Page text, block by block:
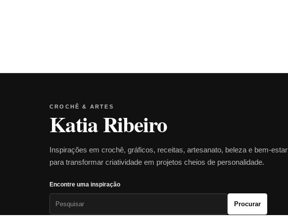
CROCHÊ & ARTES
Katia Ribeiro
Inspirações em crochê, gráficos, receitas, artesanato, beleza e bem-estar
para transformar criatividade em projetos cheios de personalidade.
Encontre uma inspiração
Procurar